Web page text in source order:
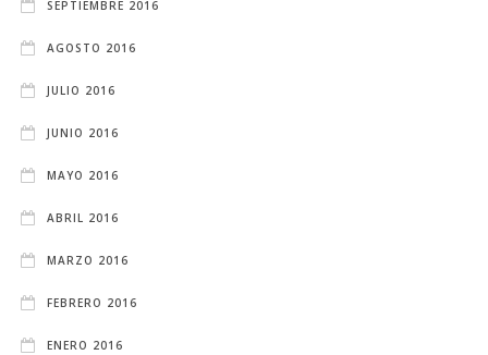
SEPTIEMBRE 2016
AGOSTO 2016
JULIO 2016
JUNIO 2016
MAYO 2016
ABRIL 2016
MARZO 2016
FEBRERO 2016
ENERO 2016